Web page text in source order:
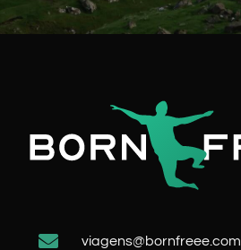
viagens@bornfreee.com